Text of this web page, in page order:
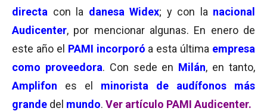
directa con la danesa Widex; y con la nacional
Audicenter, por mencionar algunas. En enero de
este año el PAMI incorporó a esta última empresa
como proveedora. Con sede en Milán, en tanto,
Amplifon
es el minorista de audífonos más
grande del mundo. Ver artículo PAMI Audicenter.